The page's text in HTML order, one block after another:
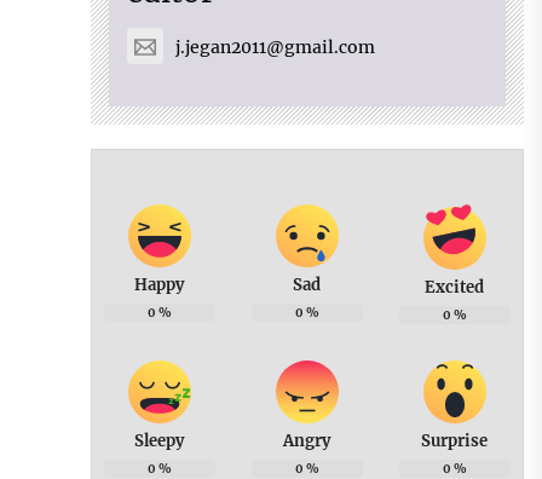
j.jegan2011@gmail.com
Happy
0 %
Sad
0 %
Excited
0 %
Sleepy
0 %
Angry
0 %
Surprise
0 %